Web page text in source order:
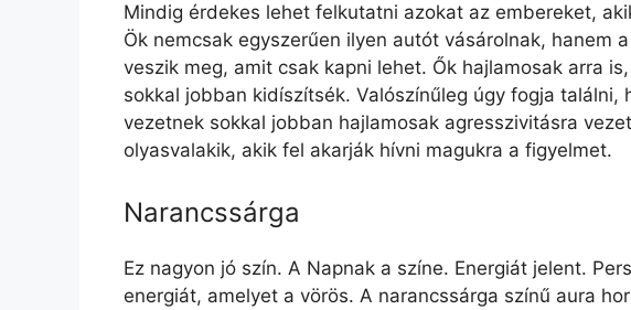
Mindig érdekes lehet felkutatni azokat az embereket,
Ök nemcsak egyszerűen ilyen autót vásárolnak, hanem
veszik meg, amit csak kapni lehet. Ők hajlamosak arra
sokkal jobban kidíszítsék. Valószínűleg úgy fogja találni,
vezetnek sokkal jobban hajlamosak agresszivitásra
olyasvalakik, akik fel akarják hívni magukra a figyelmet.
Narancssárga
Ez nagyon jó szín. A Napnak a színe. Energiát jelent.
energiát, amelyet a vörös. A narancssárga színű aura